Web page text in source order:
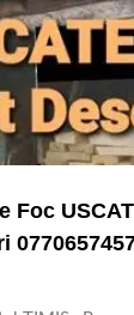
Foc